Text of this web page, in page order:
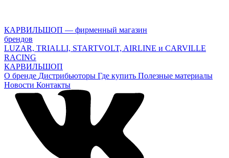
КАРВИЛЬШОП — фирменный магазин
брендов
LUZAR, TRIALLI, STARTVOLT, AIRLINE и CARVILLE
RACING
КАРВИЛЬШОП
О бренде Дистрибьюторы Где купить Полезные материалы
Новости Контакты